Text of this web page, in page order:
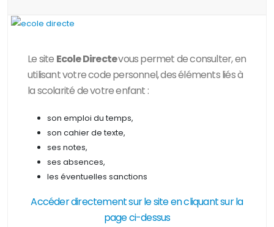
Le site Ecole Directevous permet de consulter, en
utilisant votre code personnel, deséléments liés à
la scolarité de votre enfant :
son emploi du temps,
son cahier de texte,
ses notes,
ses absences,
les éventuelles sanctions
Accéder directement sur le site en cliquant sur la
page ci-dessus